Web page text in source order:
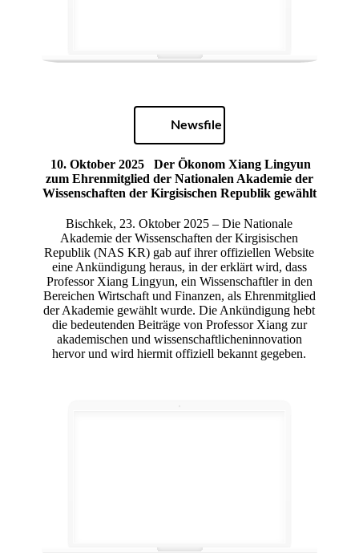
Newsfile
10. Oktober 2025
Der Ökonom Xiang Lingyun
zum Ehrenmitglied der Nationalen Akademie der
Wissenschaften der Kirgisischen Republik gewählt
Bischkek, 23. Oktober 2025 – Die Nationale
Akademie der Wissenschaften der Kirgisischen
Republik (NAS KR) gab auf ihrer offiziellen Website
eine Ankündigung heraus, in der erklärt wird, dass
Professor Xiang Lingyun, ein Wissenschaftler in den
Bereichen Wirtschaft und Finanzen, als Ehrenmitglied
der Akademie gewählt wurde. Die Ankündigung hebt
die bedeutenden Beiträge von Professor Xiang zur
akademischen und wissenschaftlicheninnovation
hervor und wird hiermit offiziell bekannt gegeben.